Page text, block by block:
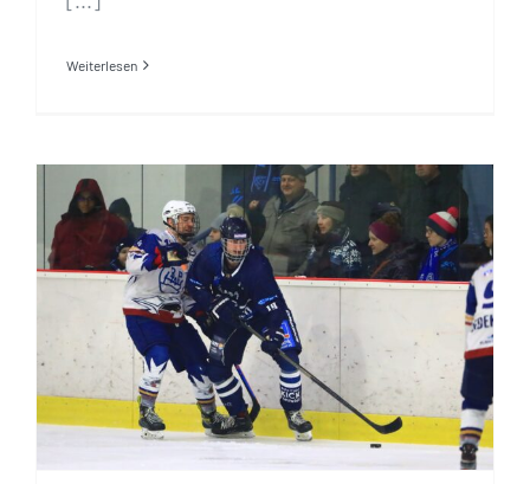
Weiterlesen
Angriffsdruck hat im letzten Drittel
durchschlagenden Erfolg